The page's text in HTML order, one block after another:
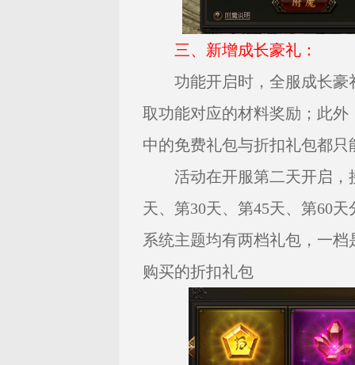
三、新增成长豪礼：
功能开启时，全服成长豪
取功能对应的材料奖励；此
中的免费礼包与折扣礼包都只
活动在开服第二天开启，
天、第30天、第45天、第60
系统主题均有两档礼包，一
购买的折扣礼包